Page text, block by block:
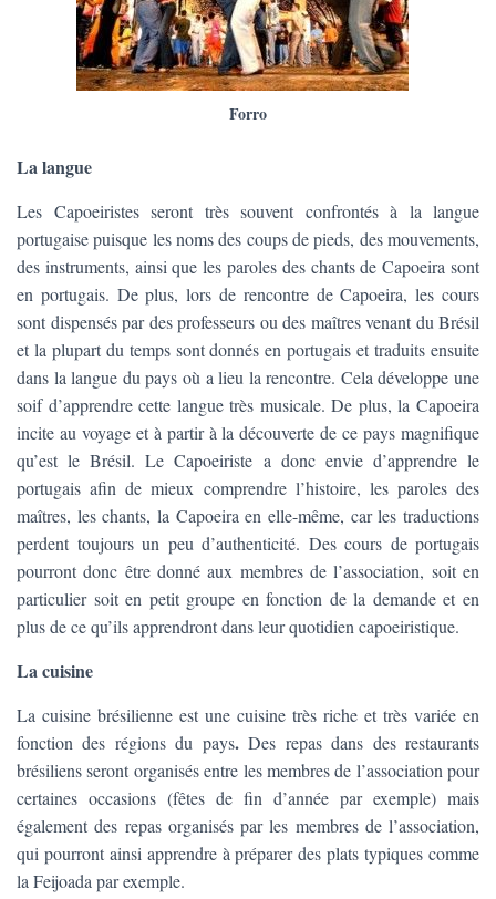
Forro
La langue
Les Capoeiristes seront très souvent confrontés à la langue
portugaise puisque les noms des coups de pieds, des mouvements,
des instruments, ainsi que les paroles des chants de Capoeira sont
en portugais. De plus, lors de rencontre de Capoeira, les cours
sont dispensés par des professeurs ou des maîtres venant du Brésil
et la plupart du temps sont donnés en portugais et traduits ensuite
dans la langue du pays où a lieu la rencontre. Cela développe une
soif d’apprendre cette langue très musicale. De plus, la Capoeira
incite au voyage et à partir à la découverte de ce pays magnifique
qu’est le Brésil. Le Capoeiriste a donc envie d’apprendre le
portugais afin de mieux comprendre l’histoire, les paroles des
maîtres, les chants, la Capoeira en elle-même, car les traductions
perdent toujours un peu d’authenticité. Des cours de portugais
pourront donc être donné aux membres de l’association, soit en
particulier soit en petit groupe en fonction de la demande et en
plus de ce qu’ils apprendront dans leur quotidien capoeiristique.
La cuisine
La cuisine brésilienne est une cuisine très riche et très variée en
fonction des régions du pays.Des repas dans des restaurants
brésiliens seront organisés entre les membres de l’association pour
certaines occasions (fêtes de fin d’année par exemple) mais
également des repas organisés par les membres de l’association,
qui pourront ainsi apprendre à préparer des plats typiques comme
la Feijoada par exemple.